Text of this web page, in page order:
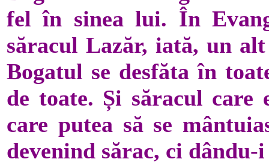
fel în sinea lui. În
săracul Lazăr, iată, un
Bogatul se desfăta în
de toate. Și săracul
care putea să se
devenind sărac, ci